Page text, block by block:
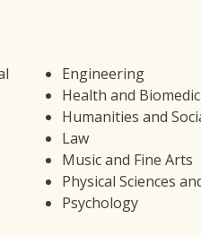
Engineering
Health and
Humanities and
Law
Music and Fine Arts
Physical Sciences
Psychology